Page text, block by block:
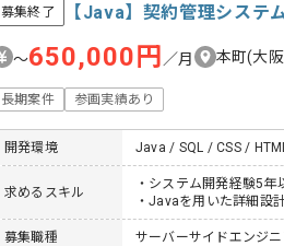
募集終了 【Java】契約管理システ
〜650,000円 ／月 本町(大
長期案件 参画実績あり
開発環境 Java / SQL / CSS /
求めるスキル
・システム開発経験5年
・Javaを用いた詳細設
募集職種 サーバーサイドエンジニ